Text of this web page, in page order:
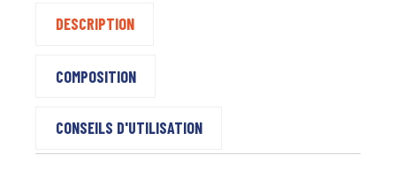
DESCRIPTION
COMPOSITION
CONSEILS D'UTILISATION